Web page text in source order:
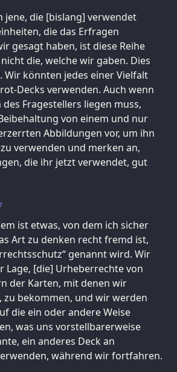
jene, die [bislang] verwendet
die das Erfragen
gesagt haben, ist diese Reihe
die, welche wir gaben. Dies
Wir könnten jedes einer Vielfalt
Decks verwenden. Auch wenn
des Fragestellers liegen muss,
von einem und nur
Abbildungen vor, um ihn
verwenden und merken an,
die ihr jetzt verwendet, gut
ist etwas, von dem ich sicher
Art zu denken recht fremd ist,
genannt wird. Wir
Lage, [die] Urheberrechte von
der Karten, mit denen wir
zu bekommen, und wir werden
die ein oder andere Weise
was uns vorstellbarerweise
ein anderes Deck an
während wir fortfahren.